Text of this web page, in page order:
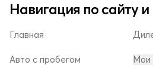
Навигация по сайту
Главная
Авто с пробегом Мои